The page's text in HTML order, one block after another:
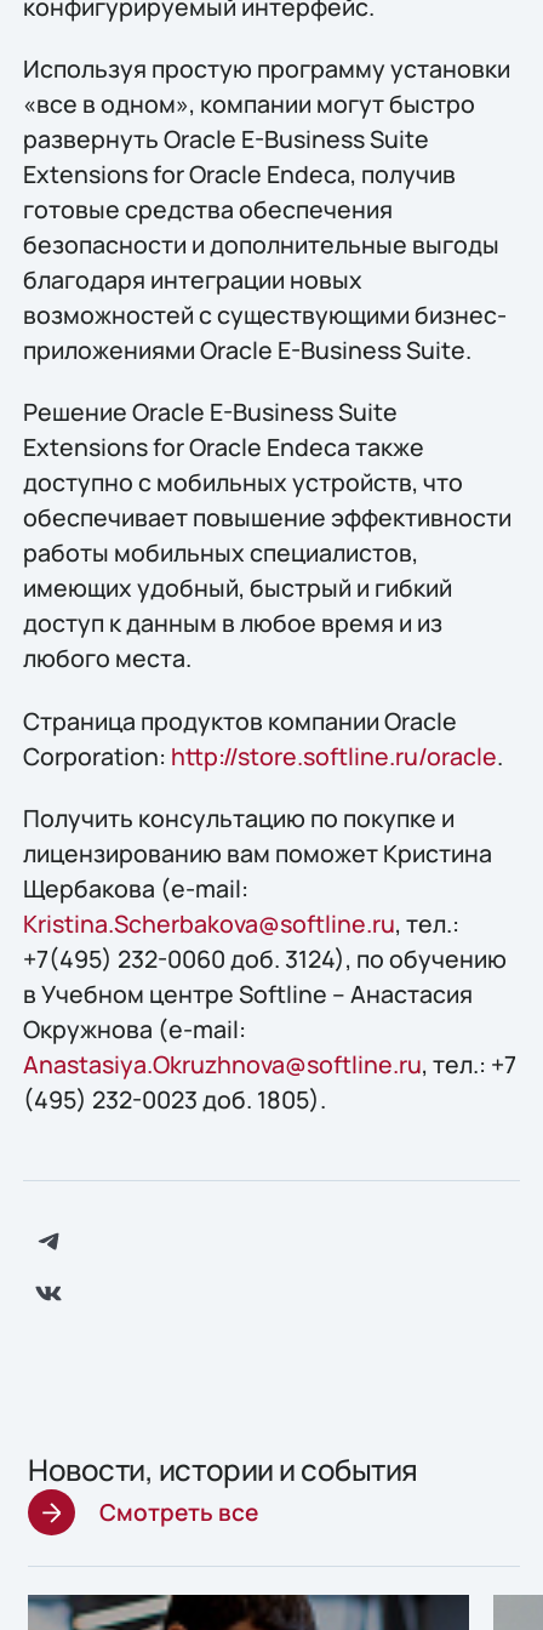
Используя простую программу установки
«все в одном», компании могут быстро
развернуть Oracle E-Business Suite
Extensions for Oracle Endeca, получив
готовые средства обеспечения
безопасности и дополнительные выгоды
благодаря интеграции новых
возможностей с существующими бизнес-
приложениями Oracle E-Business Suite.
Решение Oracle E-Business Suite
Extensions for Oracle Endeca также
доступно с мобильных устройств, что
обеспечивает повышение эффективности
работы мобильных специалистов,
имеющих удобный, быстрый и гибкий
доступ к данным в любое время и из
любого места.
Страница продуктов компании Oracle
Corporation: http://store.softline.ru/oracle.
Получить консультацию по покупке и
лицензированию вам поможет Кристина
Щербакова (e-mail:
Kristina.Scherbakova@softline.ru, тел.:
+7(495) 232-0060 доб. 3124), по обучению
в Учебном центре Softline – Анастасия
Окружнова (e-mail:
Anastasiya.Okruzhnova@softline.ru, тел.: +7
(495) 232-0023 доб. 1805).
Новости, истории и события
Смотреть все